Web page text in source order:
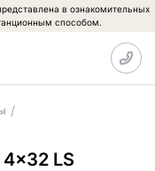
в ознакомительных
способом.
LS